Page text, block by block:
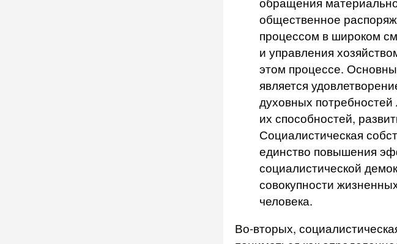
общественное
процессом в широком
и управления
этом процессе.
является
духовных
их способностей,
Социалистическая
единство повышения
социалистической
совокупности
человека.
Во-вторых,